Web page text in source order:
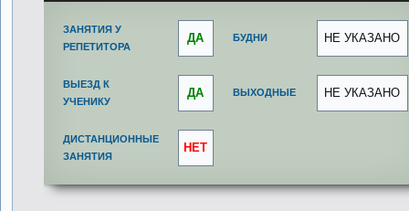
ЗАНЯТИЯ У
РЕПЕТИТОРА
ДА БУДНИ НЕ УКАЗАНО
ВЫЕЗД К
УЧЕНИКУ
ДА ВЫХОДНЫЕ НЕ УКАЗАНО
ДИСТАНЦИОННЫЕ
ЗАНЯТИЯ
НЕТ